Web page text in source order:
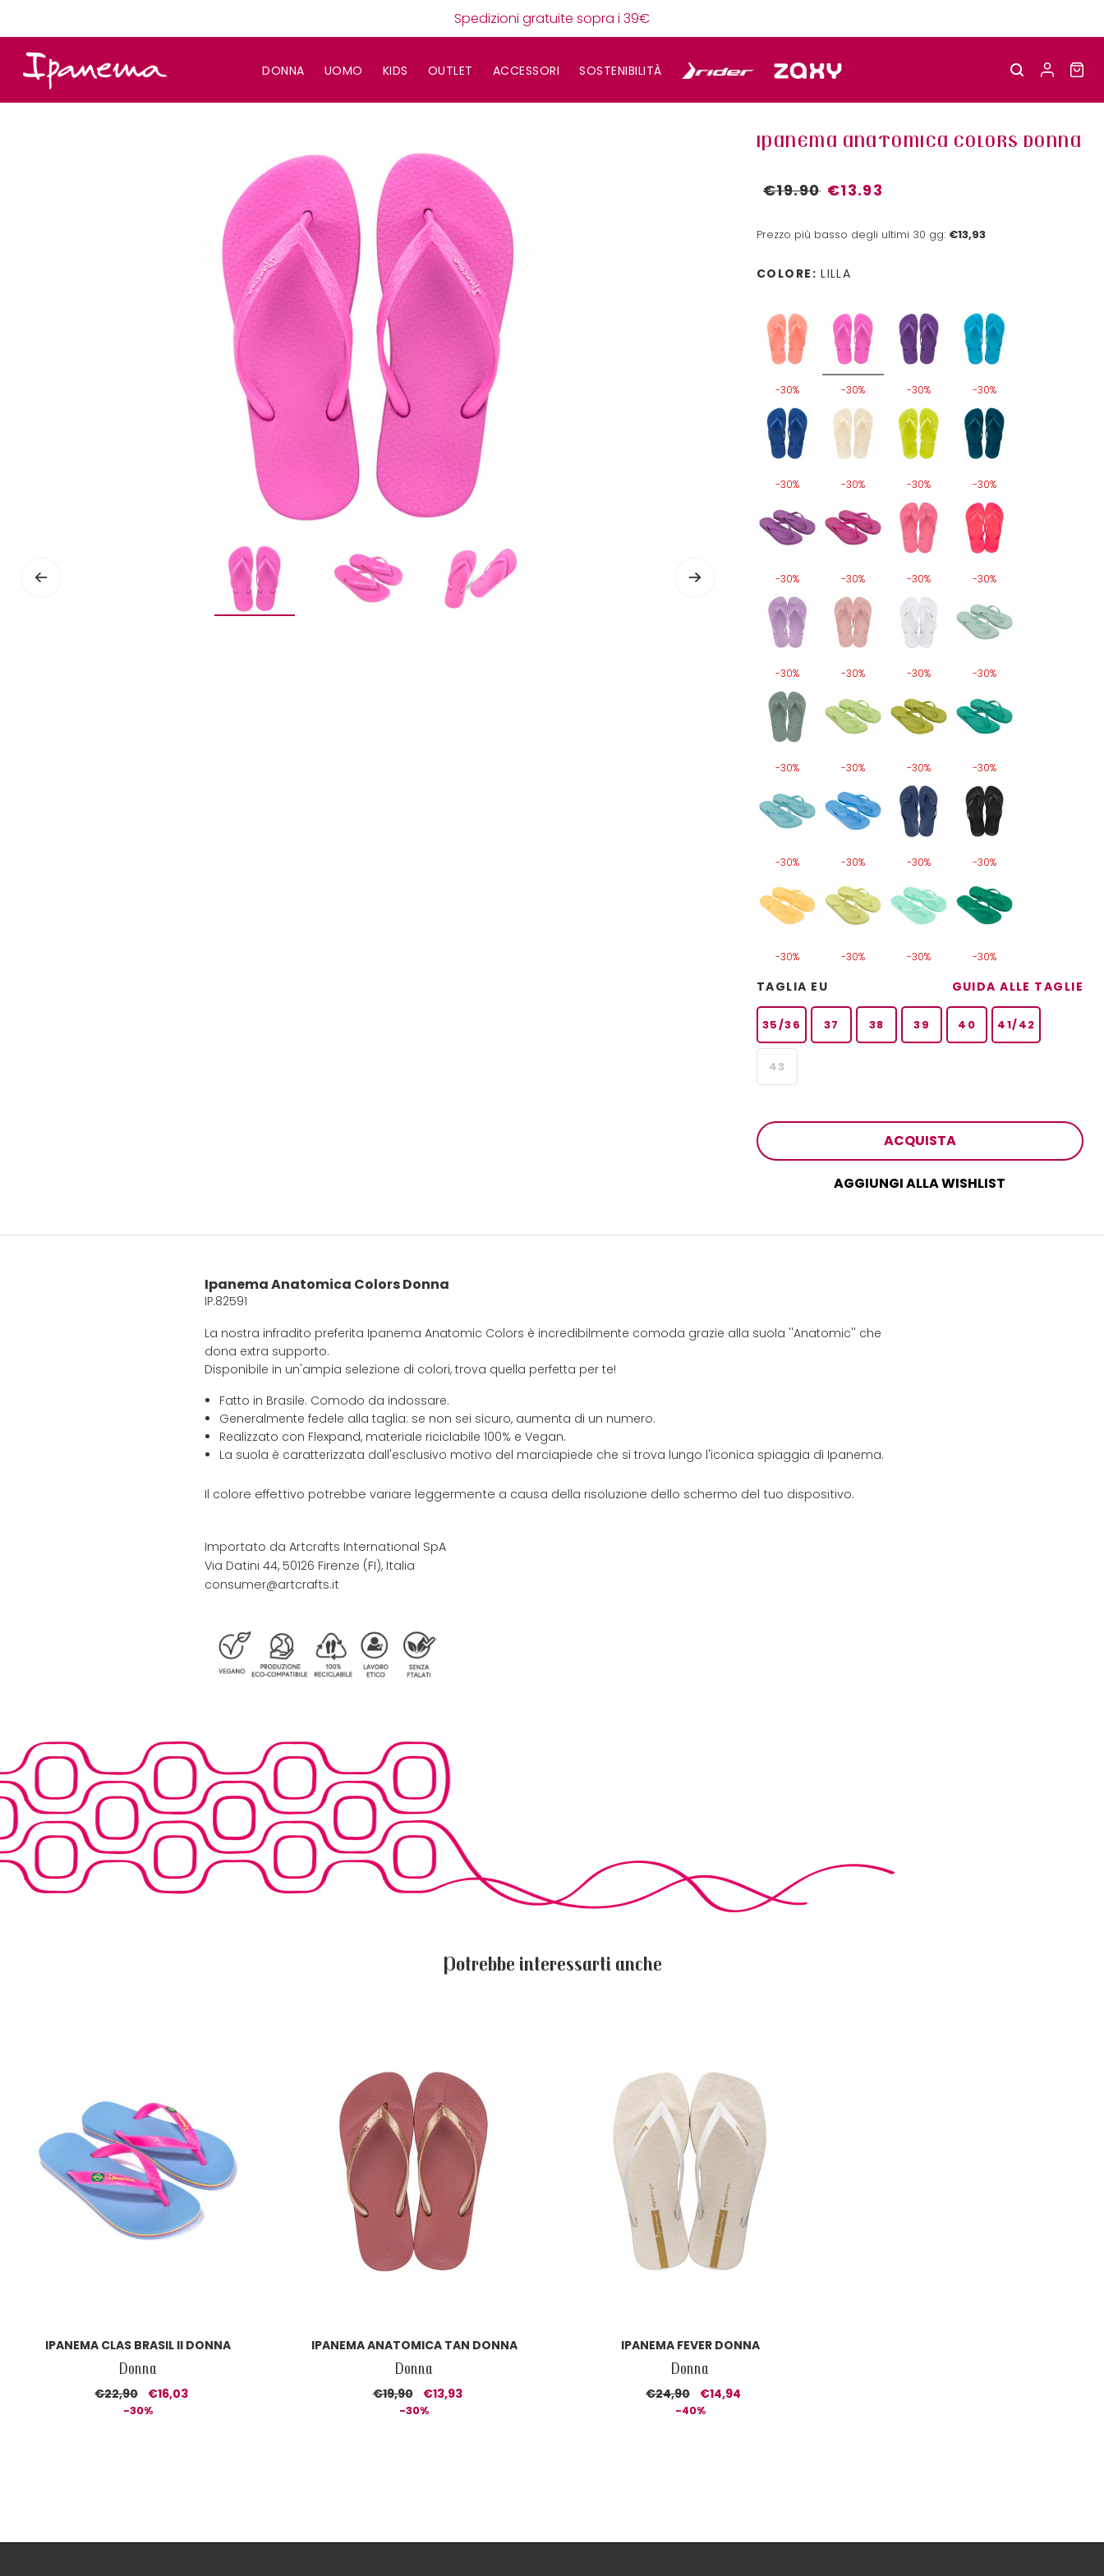
Spedizioni gratuite sopra i 39€
DONNA UOMO KIDS OUTLET ACCESSORI SOSTENIBILITÀ
IPANEMA ANATOMICA COLORS DONNA
€19.90 €13.93
Prezzo più basso degli ultimi 30 gg: €13,93
COLORE: LILLA
-30% -30% -30% -30%
-30% -30% -30% -30%
-30% -30% -30% -30%
-30% -30% -30% -30%
-30% -30% -30% -30%
-30% -30% -30% -30%
-30% -30% -30% -30%
TAGLIA EU GUIDA ALLE TAGLIE
35/36 37 38 39 40 41/42
43
ACQUISTA
AGGIUNGI ALLA WISHLIST
Ipanema Anatomica Colors Donna
IP.82591
La nostra infradito preferita Ipanema Anatomic Colors è incredibilmente comoda grazie alla suola ''Anatomic'' che
dona extra supporto.
Disponibile in un'ampia selezione di colori, trova quella perfetta per te!
Fatto in Brasile. Comodo da indossare.
Generalmente fedele alla taglia: se non sei sicuro, aumenta di un numero.
Realizzato con Flexpand, materiale riciclabile 100% e Vegan.
La suola è caratterizzata dall'esclusivo motivo del marciapiede che si trova lungo l'iconica spiaggia di Ipanema.
Il colore effettivo potrebbe variare leggermente a causa della risoluzione dello schermo del tuo dispositivo.
Importato da Artcrafts International SpA
Via Datini 44, 50126 Firenze (FI), Italia
consumer@artcrafts.it
Potrebbe interessarti anche
IPANEMA CLAS BRASIL II DONNA
Donna
€22,90 €16,03
-30%
IPANEMA ANATOMICA TAN DONNA
Donna
€19,90 €13,93
-30%
IPANEMA FEVER DONNA
Donna
€24,90 €14,94
-40%